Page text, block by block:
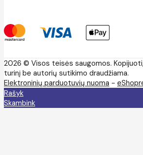
2026 © Visos teisės saugomos.
turinį be autorių sutikimo draudžiama.
Elektroninių parduotuvių nuoma -
Rašyk
Skambink